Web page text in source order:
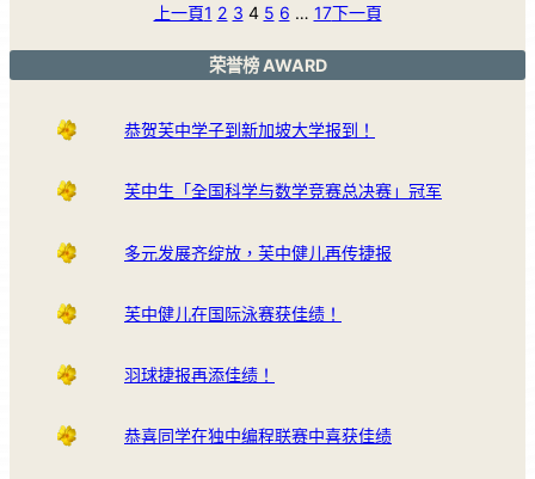
上一頁1 2 3 4 5 6 … 17下一頁
荣誉榜 AWARD
恭贺芙中学子到新加坡大学报到！
芙中生「全国科学与数学竞赛总决赛」冠军
多元发展齐绽放，芙中健儿再传捷报
芙中健儿在国际泳赛获佳绩！
羽球捷报再添佳绩！
恭喜同学在独中编程联赛中喜获佳绩